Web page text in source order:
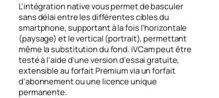
L'intégration native vous permet de basculer
sans délai entre les différentes cibles du
smartphone, supportant à la fois l'horizontale
(paysage) et le vertical (portrait), permettant
même la substitution du fond. iVCam peut être
testé à l'aide d'une version d'essai gratuite,
extensible au forfait Premium via un forfait
d'abonnement ou une licence unique
permanente.